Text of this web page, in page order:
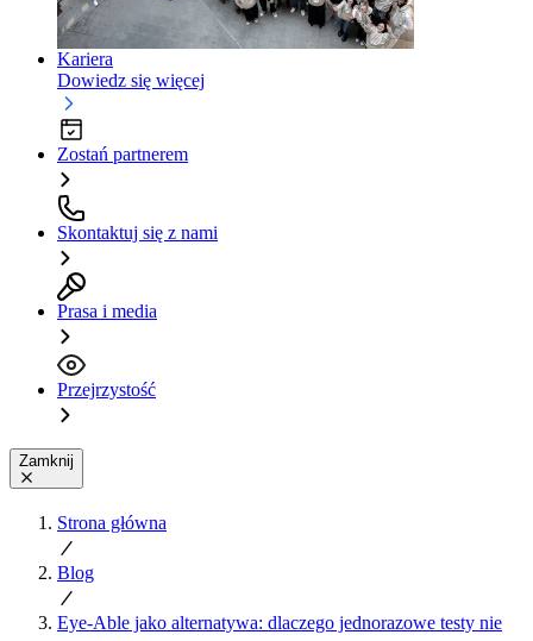
Kariera
Dowiedz się więcej
Zostań partnerem
Skontaktuj się z nami
Prasa i media
Przejrzystość
Zamknij
Strona główna
Blog
Eye-Able jako alternatywa: dlaczego jednorazowe testy nie